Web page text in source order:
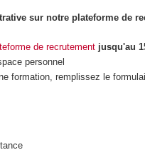
sur notre plateforme de
de recrutement jusqu'au
personnel
formation, remplissez le